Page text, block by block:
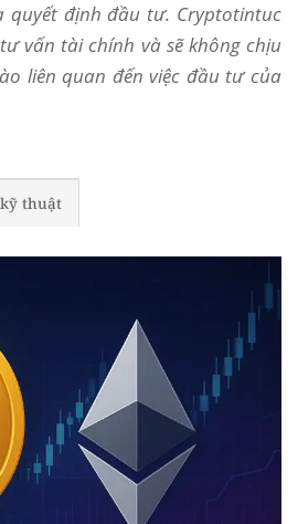
định đầu tư. Cryptotintuc
vấn tài chính và sẽ không chịu
liên quan đến việc đầu tư của
thuật